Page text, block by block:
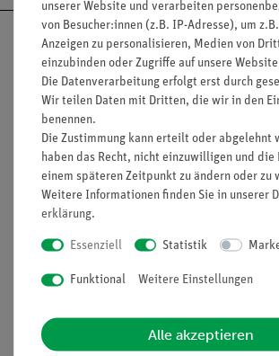
Nach oben
Informationen
Unternehmen
Stellenangebote
Kontakt
unserer Website und verarbeiten
von Besucher:innen (z.B. IP-Adresse), um
Anzeigen zu personalisieren, Medien von
einzubinden oder Zugriffe auf unsere
Die Datenverarbeitung erfolgt erst durch
Wir teilen Daten mit Dritten, die wir in den
benennen.
Die Zustimmung kann erteilt oder abgelehnt
haben das Recht, nicht einzuwilligen und die
einem späteren Zeitpunkt zu ändern oder zu
Weitere Informationen finden Sie in unserer
erklärung.
Essenziell Statistik
Funktional Weitere Einstellungen
Alle akzeptieren